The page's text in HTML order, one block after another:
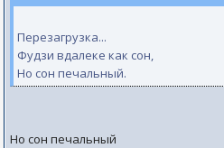
Перезагрузка...
Фудзи вдалеке как сон,
Но сон печальный.
Но сон печальный